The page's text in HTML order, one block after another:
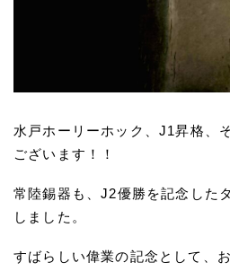
水戸ホーリーホック、J1昇格、
ございます！！
常陸錫器も、J2優勝を記念した
しました。
すばらしい偉業の記念として、